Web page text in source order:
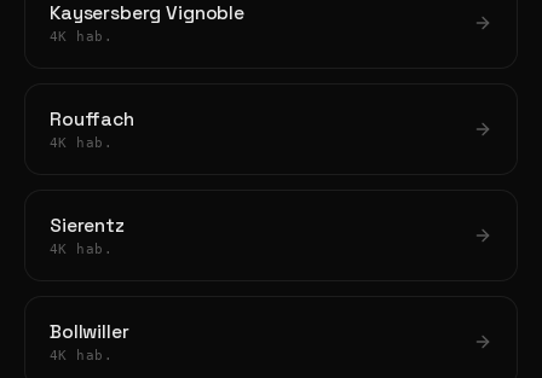
Kaysersberg Vignoble
4K hab.
Rouffach
4K hab.
Sierentz
4K hab.
Bollwiller
4K hab.